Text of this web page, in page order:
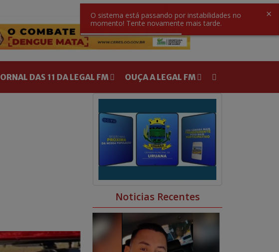
DAS 11 DA LEGAL FM OUÇA A LEGAL FM
Noticias Recentes
O sistema está passando por instabilidades no
momento! Tente novamente mais tarde.
×